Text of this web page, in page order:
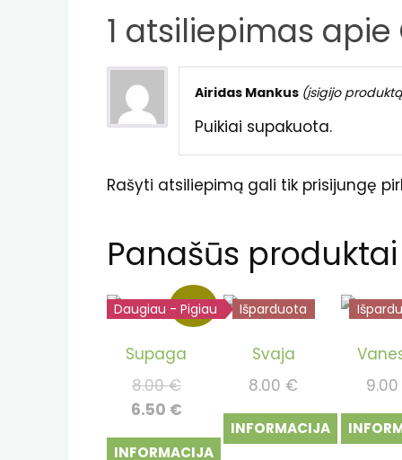
1 atsiliepimas apie
Airidas Mankus (įsigijo
Puikiai supakuota.
Rašyti atsiliepimą gali tik prisijungę
Panašūs produktai
Akcija!
Išparduota
Daugiau - Pigiau
Supaga
8.00€Original
price
was:
6.50 €Current
price
INFORMACIJA
Išparduota
Svaja
8.00 €
INFORMACIJA
9.00